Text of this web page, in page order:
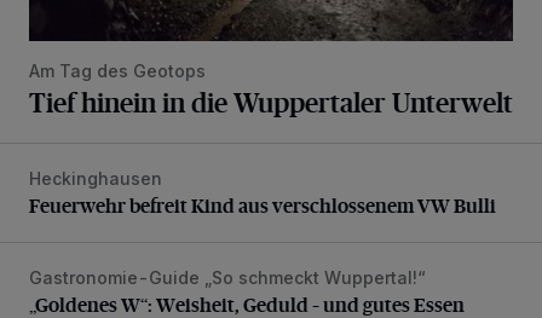
Am Tag des Geotops
Tief hinein in die Wuppertaler Unterwelt
Feuerwehr befreit Kind aus verschlossenem VW Bulli
Heckinghausen
Feuerwehr befreit Kind aus verschlossenem VW Bulli
„Goldenes W“: Weisheit, Geduld – und gutes Essen
Gastronomie-Guide „So schmeckt Wuppertal!“
„Goldenes W“: Weisheit, Geduld – und gutes Essen